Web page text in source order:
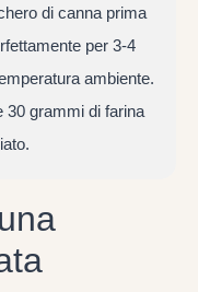
di canna prima
per 3-4
ambiente.
30 grammi di farina